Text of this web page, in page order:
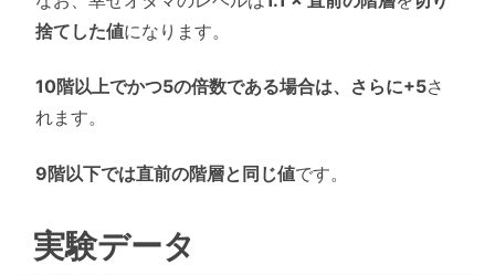
捨てした値になります。
10階以上でかつ5の倍数である場合は、さらに+5さ
れます。
9階以下では直前の階層と同じ値です。
実験データ